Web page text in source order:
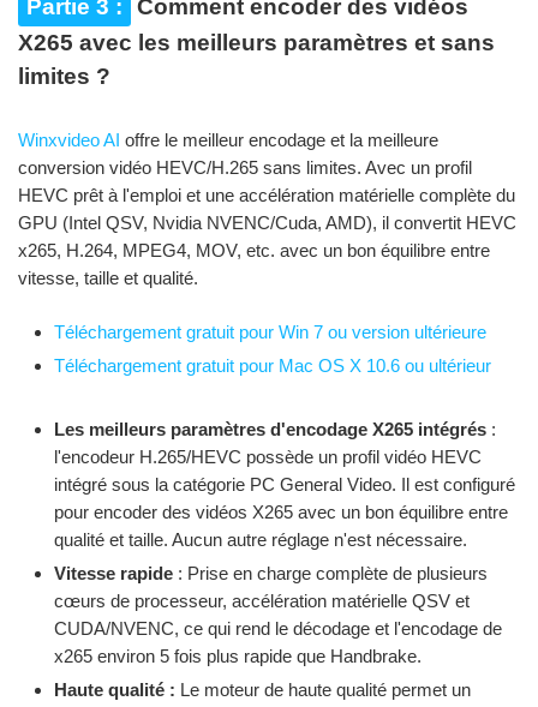
Partie 3 :
Comment encoder des vidéos
X265 avec les meilleurs paramètres et sans
limites ?
Winxvideo AI offre le meilleur encodage et la meilleure
conversion vidéo HEVC/H.265 sans limites. Avec un profil
HEVC prêt à l'emploi et une accélération matérielle complète du
GPU (Intel QSV, Nvidia NVENC/Cuda, AMD), il convertit HEVC
x265, H.264, MPEG4, MOV, etc. avec un bon équilibre entre
vitesse, taille et qualité.
Téléchargement gratuit pour Win 7 ou version ultérieure
Téléchargement gratuit pour Mac OS X 10.6 ou ultérieur
Les meilleurs paramètres d'encodage X265 intégrés :
l'encodeur H.265/HEVC possède un profil vidéo HEVC
intégré sous la catégorie PC General Video. Il est configuré
pour encoder des vidéos X265 avec un bon équilibre entre
qualité et taille. Aucun autre réglage n'est nécessaire.
Vitesse rapide : Prise en charge complète de plusieurs
cœurs de processeur, accélération matérielle QSV et
CUDA/NVENC, ce qui rend le décodage et l'encodage de
x265 environ 5 fois plus rapide que Handbrake.
Haute qualité : Le moteur de haute qualité permet un